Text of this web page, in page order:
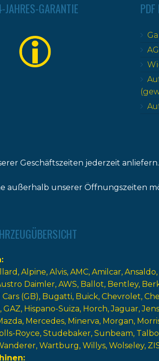
JAHRES-GARANTIE PDF
Geschäftszeiten jederzeit
außerhalb unserer Öffnungszeiten
Alpine Alvis AMC Amilcar Ansaldo
Daimler AWS Ballot Bentley
(GB) Bugatti Buick Chevrolet
GAZ Hispano-Suiza Horch Jaguar
Mercedes Minerva Morgan
Royce Studebaker Sunbeam
Wartburg Willys Wolseley